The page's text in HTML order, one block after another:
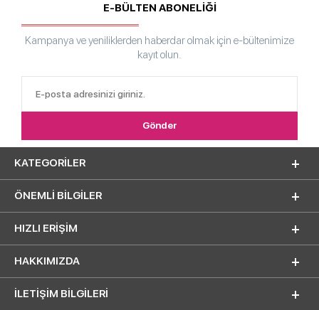
E-BÜLTEN ABONELİĞİ
Kampanya ve yeniliklerden haberdar olmak için e-bültenimize
kayıt olun.
KATEGORILER
ÖNEMLI BILGILER
HIZLI ERIŞIM
HAKKIMIZDA
İLETİŞİM BİLGİLERİ